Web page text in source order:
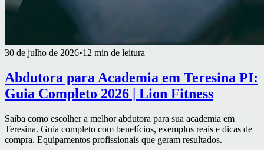
30 de julho de 2026•12 min de leitura
Abdutora para Academia em Teresina PI:
Guia Completo 2026 | Lion Fitness
Saiba como escolher a melhor abdutora para sua academia em
Teresina. Guia completo com benefícios, exemplos reais e dicas de
compra. Equipamentos profissionais que geram resultados.